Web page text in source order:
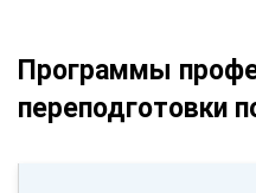
Программы
переподготовки